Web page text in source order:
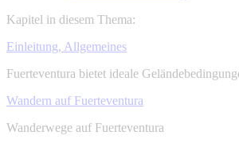
Kapitel in diesem Thema:
Einleitung, Allgemeines
Fuerteventura bietet ideale
Wandern auf Fuerteventura
Wanderwege auf Fuerteventura